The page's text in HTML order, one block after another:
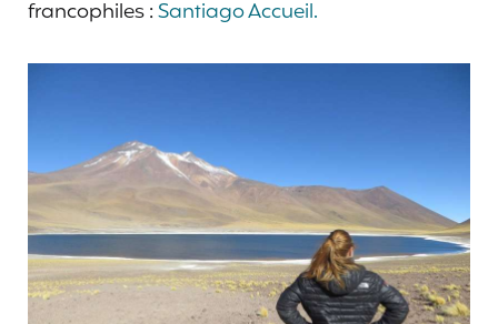
francophiles :Santiago Accueil.